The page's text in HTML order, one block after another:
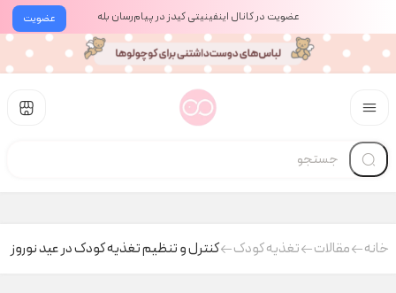
عضویت عضویت در کانال اینفینیتی کیدز در پیام‌رسان بله
خانه مقالات تغذیه کودک کنترل و تنظیم تغذیه کودک در عید نوروز